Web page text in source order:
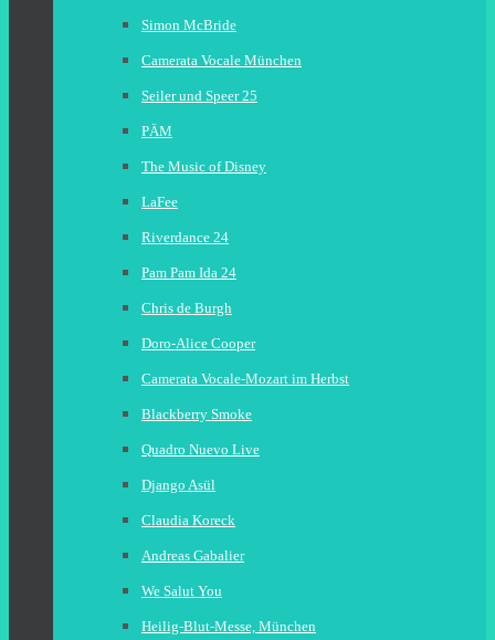
Simon McBride
Camerata Vocale München
Seiler und Speer 25
PÄM
The Music of Disney
LaFee
Riverdance 24
Pam Pam Ida 24
Chris de Burgh
Doro-Alice Cooper
Camerata Vocale-Mozart im Herbst
Blackberry Smoke
Quadro Nuevo Live
Django Asül
Claudia Koreck
Andreas Gabalier
We Salut You
Heilig-Blut-Messe, München